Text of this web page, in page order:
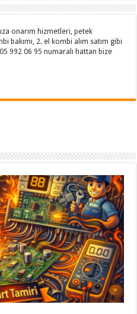
onarım hizmetleri, petek
bakımı, 2. el kombi alım satım gibi
992 06 95 numaralı hattan bize